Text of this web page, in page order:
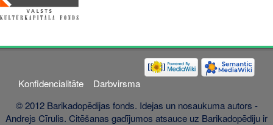
Konfidencialitāte
Darbvirsma
© 2012 Barikadopēdijas fonds. Idejas un nosaukuma autors -
Andrejs Cīrulis. Citēšanas gadījumos atsauce uz Barikadopēdiju ir